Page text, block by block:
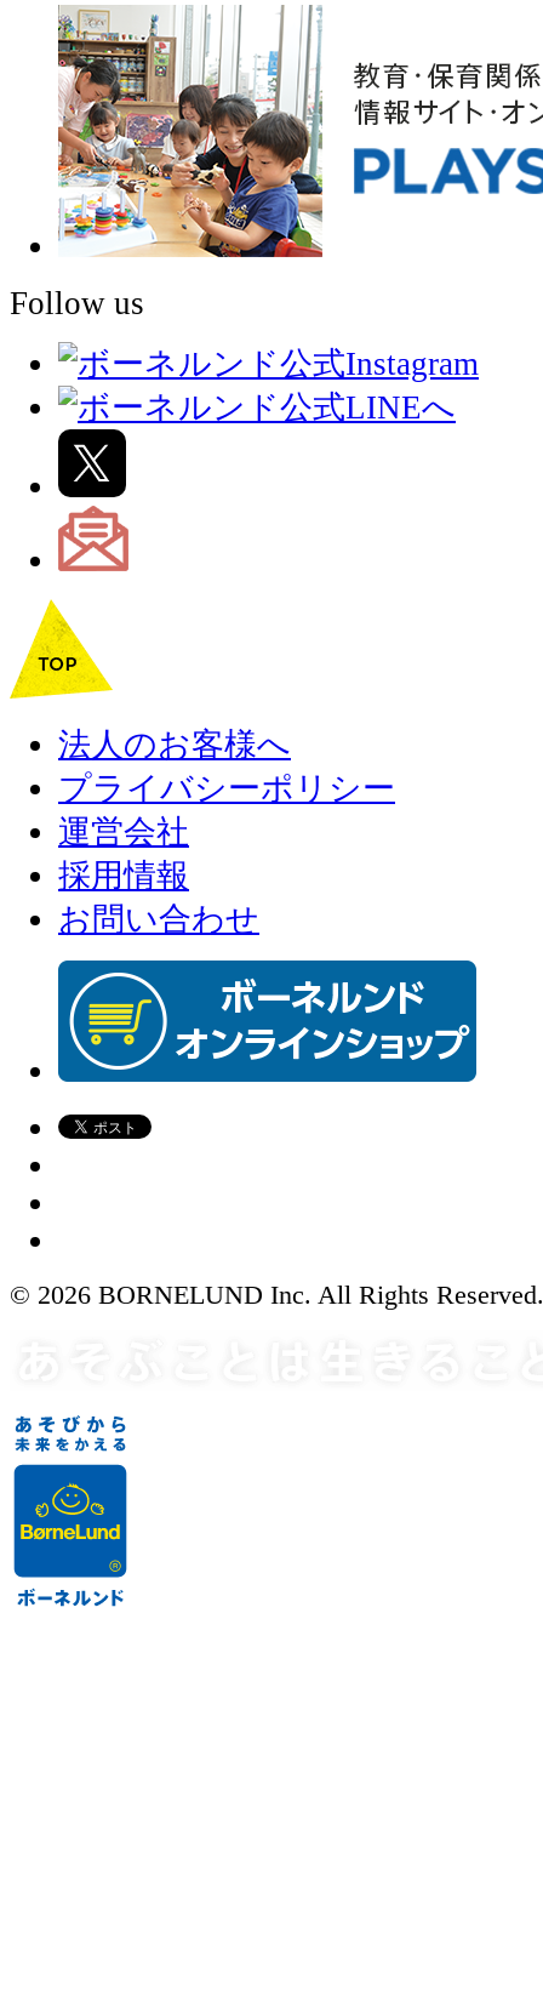
Follow us
法人のお客様へ
プライバシーポリシー
運営会社
採用情報
お問い合わせ
© 2026 BORNELUND Inc. All Rights Reserved.